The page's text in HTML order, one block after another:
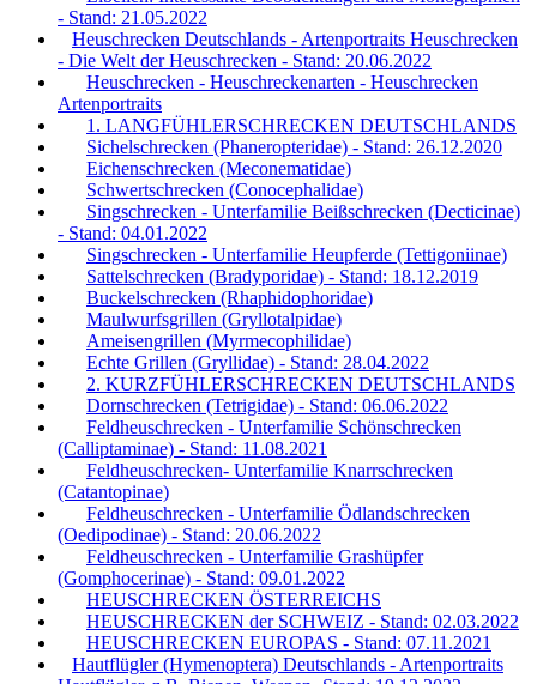
- Stand: 21.05.2022
Heuschrecken Deutschlands - Artenportraits Heuschrecken
- Die Welt der Heuschrecken - Stand: 20.06.2022
Heuschrecken - Heuschreckenarten - Heuschrecken
Artenportraits
1. LANGFÜHLERSCHRECKEN DEUTSCHLANDS
Sichelschrecken (Phaneropteridae) - Stand: 26.12.2020
Eichenschrecken (Meconematidae)
Schwertschrecken (Conocephalidae)
Singschrecken - Unterfamilie Beißschrecken (Decticinae)
- Stand: 04.01.2022
Singschrecken - Unterfamilie Heupferde (Tettigoniinae)
Sattelschrecken (Bradyporidae) - Stand: 18.12.2019
Buckelschrecken (Rhaphidophoridae)
Maulwurfsgrillen (Gryllotalpidae)
Ameisengrillen (Myrmecophilidae)
Echte Grillen (Gryllidae) - Stand: 28.04.2022
2. KURZFÜHLERSCHRECKEN DEUTSCHLANDS
Dornschrecken (Tetrigidae) - Stand: 06.06.2022
Feldheuschrecken - Unterfamilie Schönschrecken
(Calliptaminae) - Stand: 11.08.2021
Feldheuschrecken- Unterfamilie Knarrschrecken
(Catantopinae)
Feldheuschrecken - Unterfamilie Ödlandschrecken
(Oedipodinae) - Stand: 20.06.2022
Feldheuschrecken - Unterfamilie Grashüpfer
(Gomphocerinae) - Stand: 09.01.2022
HEUSCHRECKEN ÖSTERREICHS
HEUSCHRECKEN der SCHWEIZ - Stand: 02.03.2022
HEUSCHRECKEN EUROPAS - Stand: 07.11.2021
Hautflügler (Hymenoptera) Deutschlands - Artenportraits